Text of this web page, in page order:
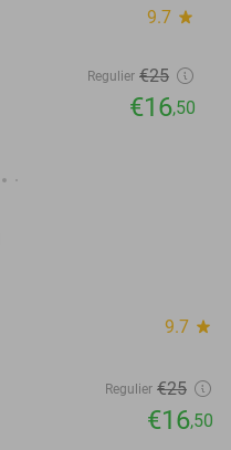
9.7 star
Regulier €25
€16,50
9.7 star
Regulier €25
€16,50